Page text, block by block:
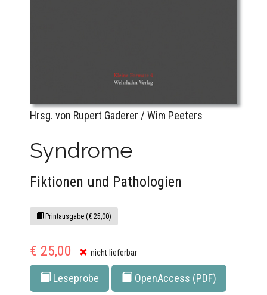
Hrsg. von Rupert Gaderer / Wim Peeters
Syndrome
Fiktionen und Pathologien
Printausgabe (€ 25,00)
€ 25,00 nicht lieferbar
Leseprobe OpenAccess (PDF)